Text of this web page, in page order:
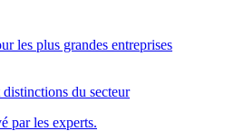
les plus grandes entreprises
distinctions du secteur
par les experts.